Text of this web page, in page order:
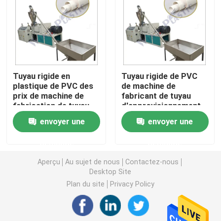
Machine d'extrudeuse de tuyau de PVC
Chaîne de production de tuyau de PPR
Machine d'extrudeuse de tuyau de PE
Machine ondulée d'extrudeuse de tuyau
Pp attachent la chaîne de production
Machine en plastique d'extrudeuse de feuille
Tuyau rigide en
plastique de PVC des
prix de machine de
fabrication de tuyau
de PVC faisant la
machineenvoyer une
Tuyau rigide de PVC
de machine de
fabricant de tuyau
d'approvisionnement
en eau de PVC de
tuyau faisant la
machine
envoyer une
Aperçu Au sujet de nous
Contactez-nous
Desktop Site
Plan du site
Privacy Policy